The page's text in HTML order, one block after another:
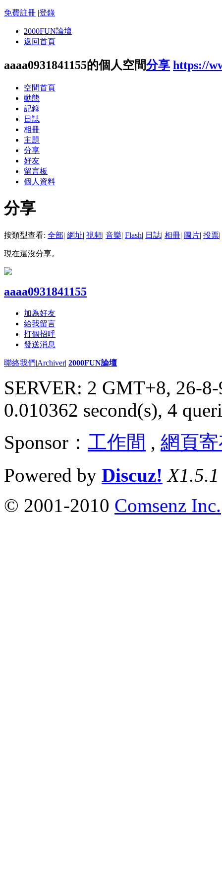
免費註冊 |登錄
2000FUN論壇
返回首頁
aaaa0931841155的個人空間分享 https://
空間首頁
動態
記錄
日誌
相冊
主題
分享
好友
留言板
個人資料
分享
按類型查看: 全部| 網址| 視頻| 音樂| Flash| 日誌| 相冊| 圖片| 投票|
現在還沒分享。
aaaa0931841155
加為好友
給我留言
打個招呼
發送消息
聯絡我們|Archiver| 2000FUN論壇
SERVER: 2 GMT+8, 26-
0.010362 second(s), 4
Sponsor： 工作間 , 網頁
Powered by Discuz! X1.5.1
© 2001-2010 Comsenz Inc.